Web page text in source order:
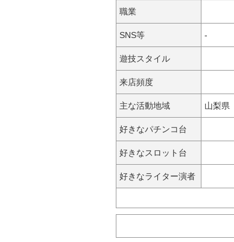
職業
SNS等 -
遊技スタイル
来店頻度
主な活動地域 山梨県
好きなパチンコ台
好きなスロット台
好きなライター演者